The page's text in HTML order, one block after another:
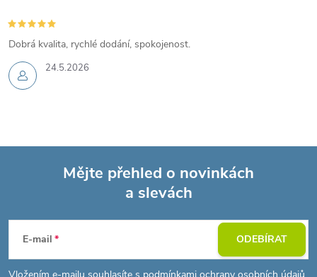
24.5.2026
Dobrá kvalita, rychlé dodání, spokojenost.
Mějte přehled o novinkách
a slevách
E-mail ODEBÍRAT